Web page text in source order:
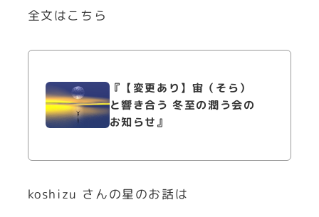
全文はこちら
『【変更あり】宙（そら）
と響き合う 冬至の潤う会の
お知らせ』
koshizu さんの星のお話は